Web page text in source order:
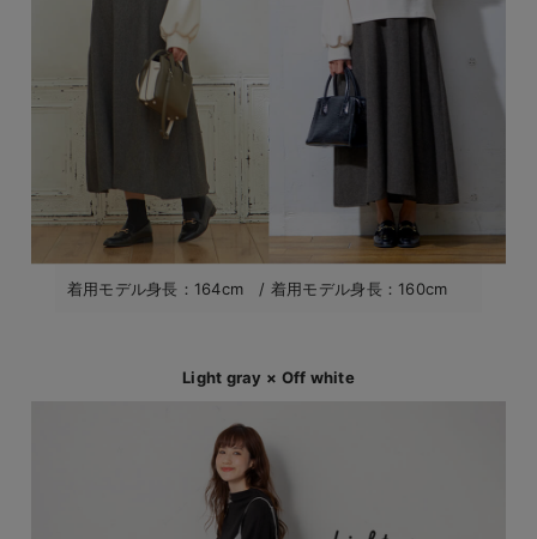
着用モデル身長：164cm / 着用モデル身長：160cm
Light gray × Off white